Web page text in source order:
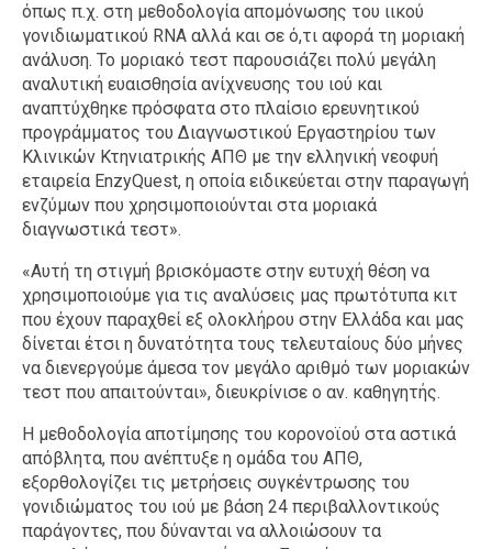
όπως π.χ. στη μεθοδολογία απομόνωσης του ιικού
γονιδιωματικού RNA αλλά και σε ό,τι αφορά τη μοριακή
ανάλυση. Το μοριακό τεστ παρουσιάζει πολύ μεγάλη
αναλυτική ευαισθησία ανίχνευσης του ιού και
αναπτύχθηκε πρόσφατα στο πλαίσιο ερευνητικού
προγράμματος του Διαγνωστικού Εργαστηρίου των
Κλινικών Κτηνιατρικής ΑΠΘ με την ελληνική νεοφυή
εταιρεία EnzyQuest, η οποία ειδικεύεται στην παραγωγή
ενζύμων που χρησιμοποιούνται στα μοριακά
διαγνωστικά τεστ».
«Αυτή τη στιγμή βρισκόμαστε στην ευτυχή θέση να
χρησιμοποιούμε για τις αναλύσεις μας πρωτότυπα κιτ
που έχουν παραχθεί εξ ολοκλήρου στην Ελλάδα και μας
δίνεται έτσι η δυνατότητα τους τελευταίους δύο μήνες
να διενεργούμε άμεσα τον μεγάλο αριθμό των μοριακών
τεστ που απαιτούνται», διευκρίνισε ο αν. καθηγητής.
Η μεθοδολογία αποτίμησης του κορονοϊού στα αστικά
απόβλητα, που ανέπτυξε η ομάδα του ΑΠΘ,
εξορθολογίζει τις μετρήσεις συγκέντρωσης του
γονιδιώματος του ιού με βάση 24 περιβαλλοντικούς
παράγοντες, που δύνανται να αλλοιώσουν τα